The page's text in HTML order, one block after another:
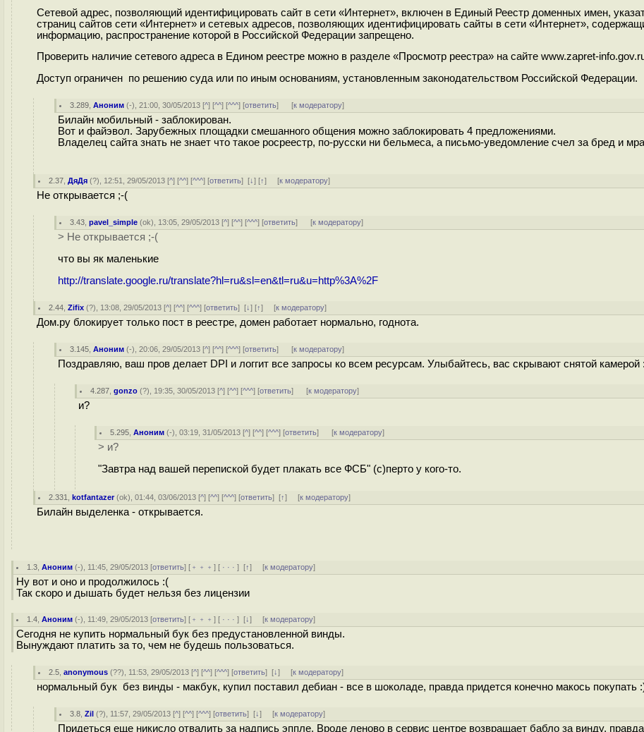
Сетевой адрес, позволяющий идентифицировать сайт в сети «Интернет», включен в Единый Реестр доменных имен,
страниц сайтов сети «Интернет» и сетевых адресов, позволяющих идентифицировать сайты в сети «Интернет»,
информацию, распространение которой в Российской Федерации запрещено.
Проверить наличие сетевого адреса в Едином реестре можно в разделе «Просмотр реестра» на сайте www.zapret-
Доступ ограничен по решению суда или по иным основаниям, установленным законодательством Российской Федерации.
3.289 ,Аноним (-), 21:00, 30/05/2013 [^] [^^] [^^^] [ответить] [к модератору]
Билайн мобильный - заблокирован.
Вот и файэвол. Зарубежных площадки смешанного общения можно заблокировать 4 предложениями.
Владелец сайта знать не знает что такое росреестр, по-русски ни бельмеса, а письмо-уведомление счел за бред и
2.37 ,ДяДя (?), 12:51, 29/05/2013 [^] [^^] [^^^] [ответить][↓] [↑] [к модератору]
Не открывается ;-(
3.43 ,pavel_simple (ok), 13:05, 29/05/2013 [^] [^^] [^^^] [ответить] [к модератору]
> Не открывается ;-(
что вы як маленькие
http://translate.google.ru/translate?hl=ru&sl=en&tl=ru&u=http%3A%2F
2.44 ,Zifix (?), 13:08, 29/05/2013 [^] [^^] [^^^] [ответить][↓] [↑] [к модератору]
Дом.ру блокирует только пост в реестре, домен работает нормально, годнота.
3.145 ,Аноним (-), 20:06, 29/05/2013 [^] [^^] [^^^] [ответить] [к модератору]
Поздравляю, ваш пров делает DPI и логгит все запросы ко всем ресурсам. Улыбайтесь, вас скрывают снятой камерой
4.287 ,gonzo (?), 19:35, 30/05/2013 [^] [^^] [^^^] [ответить] [к модератору]
и?
5.295 ,Аноним (-), 03:19, 31/05/2013 [^] [^^] [^^^] [ответить] [к модератору]
> и?
"Завтра над вашей перепиской будет плакать все ФСБ" (с)перто у кого-то.
2.331 ,kotfantazer(ok), 01:44, 03/06/2013 [^] [^^] [^^^] [ответить][↑] [к модератору]
Билайн выделенка - открывается.
1.3 ,Аноним (-), 11:45, 29/05/2013 [ответить] [ ﹢﹢﹢] [ · · ·][↑] [к модератору]
Ну вот и оно и продолжилось :(
Так скоро и дышать будет нельзя без лицензии
1.4 ,Аноним (-), 11:49, 29/05/2013 [ответить] [ ﹢﹢﹢] [ · · ·][↓] [к модератору]
Сегодня не купить нормальный бук без предустановленной винды.
Вынуждают платить за то, чем не будешь пользоваться.
2.5 ,anonymous (??), 11:53, 29/05/2013 [^] [^^] [^^^] [ответить][↓] [к модератору]
нормальный бук без винды - макбук, купил поставил дебиан - все в шоколаде, правда придется конечно макось покупать
3.8 ,Zil (?), 11:57, 29/05/2013 [^] [^^] [^^^] [ответить][↓] [к модератору]
Придеться еще никисло отвалить за надпись эппле. Вроде леново в сервис центре возвращает бабло за винду,